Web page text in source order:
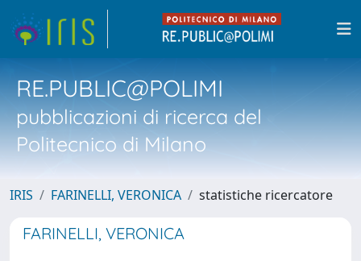
RE.PUBLIC@POLIMI
pubblicazioni di ricerca del
Politecnico di Milano
IRIS FARINELLI, VERONICA statistiche ricercatore
FARINELLI, VERONICA